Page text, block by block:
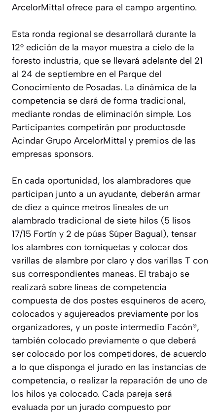
ArcelorMittal ofrece para el campo argentino.
Esta ronda regional se desarrollará durante la
12° edición de la mayor muestra a cielo de la
foresto industria, que se llevará adelante del 21
al 24 de septiembre en el Parque del
Conocimiento de Posadas. La dinámica de la
competencia se dará de forma tradicional,
mediante rondas de eliminación simple. Los
Participantes competirán por productosde
Acindar Grupo ArcelorMittal y premios de las
empresas sponsors.
En cada oportunidad, los alambradores que
participan junto a un ayudante, deberán armar
de diez a quince metros lineales de un
alambrado tradicional de siete hilos (5 lisos
17/15 Fortín y 2 de púas Súper Bagual), tensar
los alambres con torniquetas y colocar dos
varillas de alambre por claro y dos varillas T con
sus correspondientes maneas. El trabajo se
realizará sobre líneas de competencia
compuesta de dos postes esquineros de acero,
colocados y agujereados previamente por los
organizadores, y un poste intermedio Facón®,
también colocado previamente o que deberá
ser colocado por los competidores, de acuerdo
a lo que disponga el jurado en las instancias de
competencia, o realizar la reparación de uno de
los hilos ya colocado. Cada pareja será
evaluada por un jurado compuesto por